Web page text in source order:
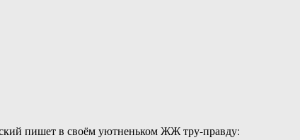
пишет в своём уютненьком ЖЖ тру-правду: